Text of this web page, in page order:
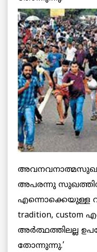
അപരന്നു
എന്നൊക്കെയുള്ള
tradition, custom
അര്‍ത്ഥത്തിലല്ല
തോന്നുന്നു.’